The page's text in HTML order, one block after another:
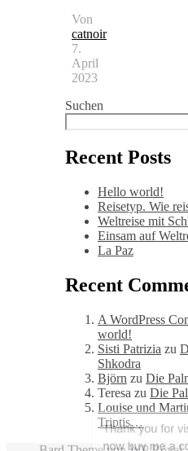
Von
catnoir
7.
April
2023
Suchen
Recent Posts
Hello world!
Reisetyp. Wie
Weltreise mit
Einsam auf
La Paz
Recent
A WordPress
world!
Sisti Patrizia zu
Shkodra
Björn zu Die
Teresa zu Die
Louise und
Triptis…